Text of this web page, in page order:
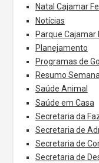
Natal Cajamar
Notícias
Parque Cajamar
Planejamento
Programas de
Resumo
Saúde Animal
Saúde em Casa
Secretaria da
Secretaria de
Secretaria de
Secretaria de